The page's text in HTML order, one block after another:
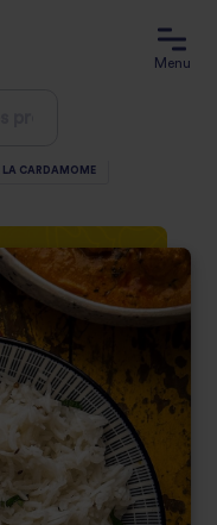
Menu
LA CARDAMOME